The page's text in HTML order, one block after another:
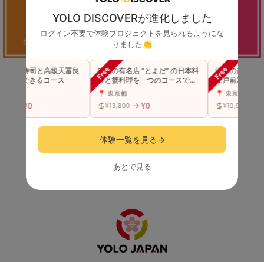
YOLO DISCOVERが進化しました
ログイン不要で体験プロジェクトを見られるようにな
りました👏
級寿司と高級天冨良
能できるコース
銀座の有名店 ”とよだ” の日本料
理と蟹料理を一つのコースで贅
沢に味わう（同伴可）
📍 東京都
¥13,800 → ¥0
渋谷の超人気店
江戸前寿司 "特
スをご堪能(同伴
📍 東京都
¥10,980
体験一覧を見る→
あとで見る
新規登録（無料）
ログイン